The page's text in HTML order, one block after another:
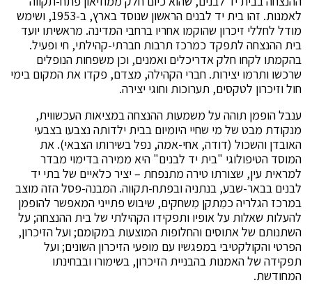
לאמנות. זהו בית יד לבנים הראשון שנוסד בארץ, ב-1953, ושימש
מודל לחללי זיכרון שהוקמו אחריו ברחבי המדינה. מראשיתו יועד
בית ההנצחה לתפקד כמרכז תרבות חברתי-קהילתי, חי ופעיל.
בהקמתו לקחו חלק אדריכלים ואמנים, וכן משפחות הנופלים
שרכשו ותרמו יצירות. חברי הקהילה, מצדם, פקדו את המקום בימי
חול וזיכרון לטקסים, תערוכות וחוגי יצירה.
ענבל הופמן תוהה על משמעות ההנצחה במציאות העכשווית,
מנקודת מבט של מי שחיי היומיום בבית ילדותה נצבעו בצבעי
האובדן והשכול (דודה, אחי-אמה, נפל בשירותו הצבאי). את
המוסד הטיפולוגי "בית יד לבנים" היא ממירה בדימוי מבדר
למראית עין, שצורתו טירה מתנפחת – יציר כלאיים של בתי יד
לבנים בבאר-שבע, בנתניה ובפתח-תקווה. המבנה-פסל הזה מוצב
במרכז הגלריה כמִתקן מִשחקים, שיבוש פתייני המאפשר להופמן
להעלות שאלות על אופיו ותפקידו הקהילתי של בית ההנצחה; על
השתנותם של אתוסים והחלופות המוצעות במקומם; ועל הזיכרון,
הפרטי והקולקטיבי במפגשיו עם מופעי הזיכרון השונים; ועל
תפקידה של האמנות בהבניית הזיכרון, בשימורו ובבחינתו
המחודשת.